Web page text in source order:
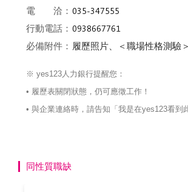
電 洽：
行動電話：
必備附件： 履歷照片、＜職場性格測驗
※ yes123人力銀行提醒您：
• 履歷表關閉狀態，仍可應徵工作！
• 與企業連絡時，請告知「我是在yes123看到
同性質職缺